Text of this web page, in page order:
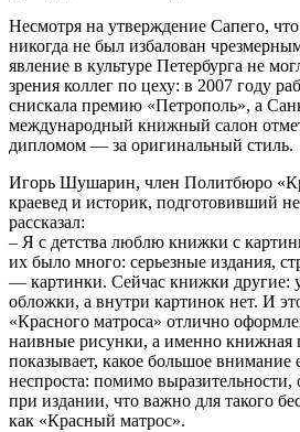
Несмотря на утверждение Сапего,
никогда не был избалован
явление в культуре Петербурга не
зрения коллег по цеху: в 2007 году
снискала премию «Петрополь», а
международный книжный салон
дипломом — за оригинальный стиль.
Игорь Шушарин, член Политбюро
краевед и историк, подготовивший
рассказал:
– Я с детства люблю книжки с
их было много: серьезные издания,
— картинки. Сейчас книжки другие:
обложки, а внутри картинок нет. И
«Красного матроса» отлично
наивные рисунки, а именно книжная
показывает, какое большое внимание
неспроста: помимо выразительности,
при издании, что важно для такого
как «Красный матрос».